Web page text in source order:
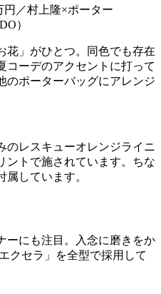
円／村上隆×ポーター
）
花」がひとつ。同色でも存在
コーデのアクセントに打って
のポーターバッグにアレンジ
のレスキューオレンジライニ
ントで施されています。ちな
しています。
ーにも注目。入念に磨きをか
クセラ」を全型で採用して